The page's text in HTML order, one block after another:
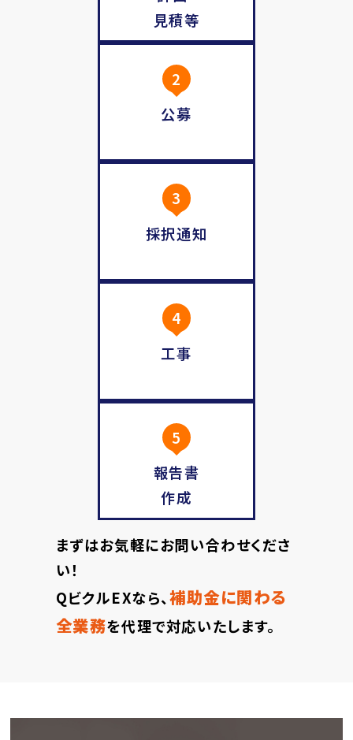
見積等
2
公募
3
採択通知
4
工事
5
報告書
作成
まずはお気軽にお問い合わせくださ
い！
QビクルEXなら、補助金に関わる
全業務を代理で対応いたします。